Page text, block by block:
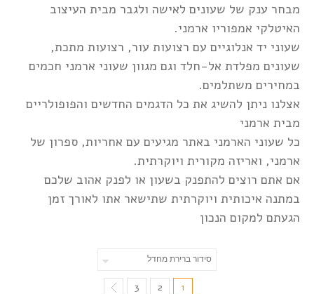
מבחר ענק של שעונים לאישה ולגבר מבית העיצוב
האיטלקי אמפוריו ארמני.
שעוני יד אנלוגיים עם רצועות עור, רצועות מתכת,
שעונים מפלדת אל-חלד וגם מגוון שעוני ארמני חכמים
במחירים משתלמים.
אצלנו ניתן להשיג את כל הדגמים החדשים והפופולריים
מבית ארמני
כל שעוני הארמני באתר מגיעים עם אחריות, ספרון של
ארמני, ואריזה מקורית ויוקרתית.
אם אתם רוצים להתפנק בשעון או לפנק אהוב שלכם
במתנה איכותית ויוקרתית שתישאר אתו לאורך זמן
הגעתם למקום הנכון
1
2
3